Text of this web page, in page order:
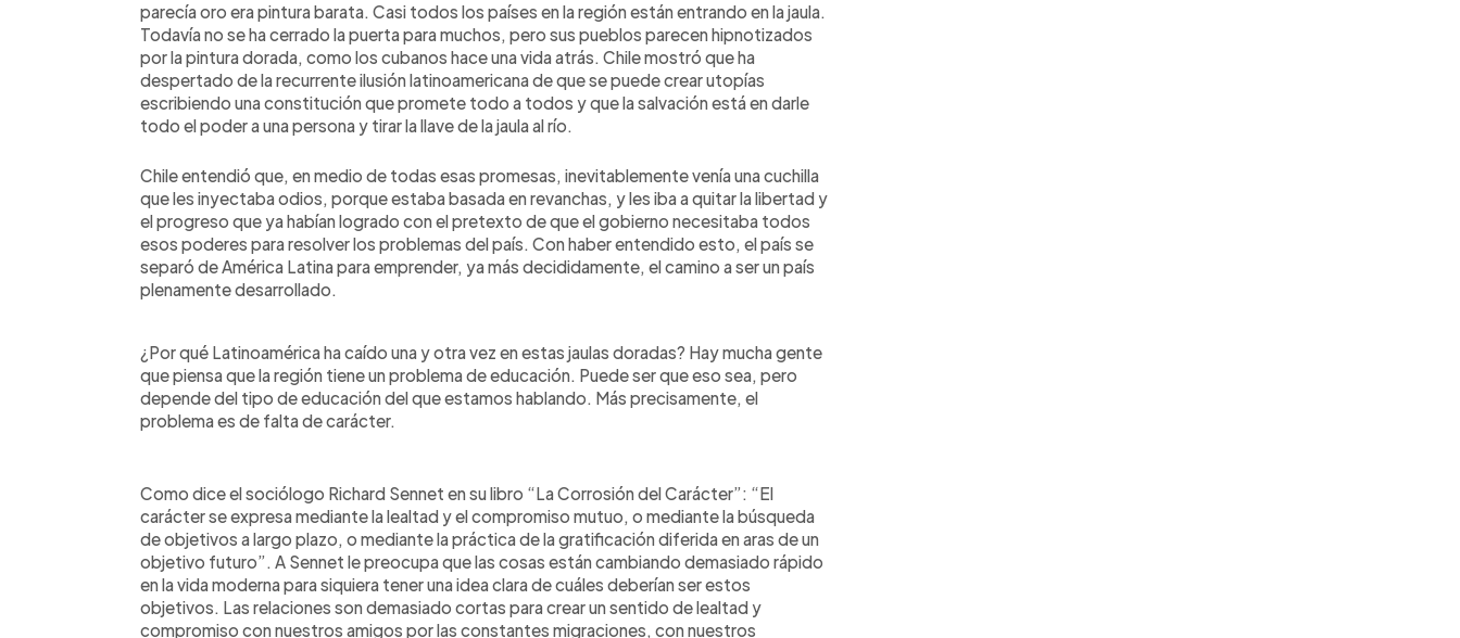
parecía oro era pintura barata. Casi todos los países en la región están entrando en la jaula.
Todavía no se ha cerrado la puerta para muchos, pero sus pueblos parecen hipnotizados
por la pintura dorada, como los cubanos hace una vida atrás. Chile mostró que ha
despertado de la recurrente ilusión latinoamericana de que se puede crear utopías
escribiendo una constitución que promete todo a todos y que la salvación está en darle
todo el poder a una persona y tirar la llave de la jaula al río.
Chile entendió que, en medio de todas esas promesas, inevitablemente venía una cuchilla
que les inyectaba odios, porque estaba basada en revanchas, y les iba a quitar la libertad y
el progreso que ya habían logrado con el pretexto de que el gobierno necesitaba todos
esos poderes para resolver los problemas del país. Con haber entendido esto, el país se
separó de América Latina para emprender, ya más decididamente, el camino a ser un país
plenamente desarrollado.
¿Por qué Latinoamérica ha caído una y otra vez en estas jaulas doradas? Hay mucha gente
que piensa que la región tiene un problema de educación. Puede ser que eso sea, pero
depende del tipo de educación del que estamos hablando. Más precisamente, el
problema es de falta de carácter.
Como dice el sociólogo Richard Sennet en su libro “La Corrosión del Carácter”: “El
carácter se expresa mediante la lealtad y el compromiso mutuo, o mediante la búsqueda
de objetivos a largo plazo, o mediante la práctica de la gratificación diferida en aras de un
objetivo futuro”. A Sennet le preocupa que las cosas están cambiando demasiado rápido
en la vida moderna para siquiera tener una idea clara de cuáles deberían ser estos
objetivos. Las relaciones son demasiado cortas para crear un sentido de lealtad y
compromiso con nuestros amigos por las constantes migraciones, con nuestros